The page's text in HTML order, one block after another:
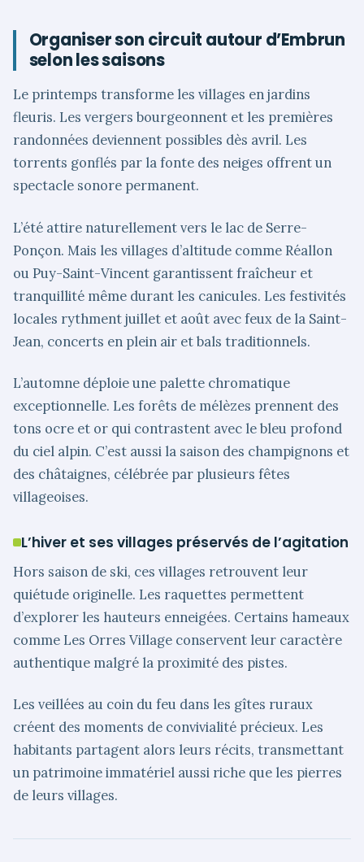
Organiser son circuit autour d’Embrun
selon les saisons
Le printemps transforme les villages en jardins
fleuris. Les vergers bourgeonnent et les premières
randonnées deviennent possibles dès avril. Les
torrents gonflés par la fonte des neiges offrent un
spectacle sonore permanent.
L’été attire naturellement vers le lac de Serre-
Ponçon. Mais les villages d’altitude comme Réallon
ou Puy-Saint-Vincent garantissent fraîcheur et
tranquillité même durant les canicules. Les festivités
locales rythment juillet et août avec feux de la Saint-
Jean, concerts en plein air et bals traditionnels.
L’automne déploie une palette chromatique
exceptionnelle. Les forêts de mélèzes prennent des
tons ocre et or qui contrastent avec le bleu profond
du ciel alpin. C’est aussi la saison des champignons et
des châtaignes, célébrée par plusieurs fêtes
villageoises.
L’hiver et ses villages préservés de l’agitation
Hors saison de ski, ces villages retrouvent leur
quiétude originelle. Les raquettes permettent
d’explorer les hauteurs enneigées. Certains hameaux
comme Les Orres Village conservent leur caractère
authentique malgré la proximité des pistes.
Les veillées au coin du feu dans les gîtes ruraux
créent des moments de convivialité précieux. Les
habitants partagent alors leurs récits, transmettant
un patrimoine immatériel aussi riche que les pierres
de leurs villages.